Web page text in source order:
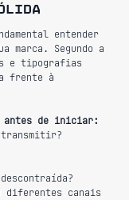
entender
marca. Segundo a
e tipografias
frente à
antes de iniciar:
transmitir?
diferentes canais